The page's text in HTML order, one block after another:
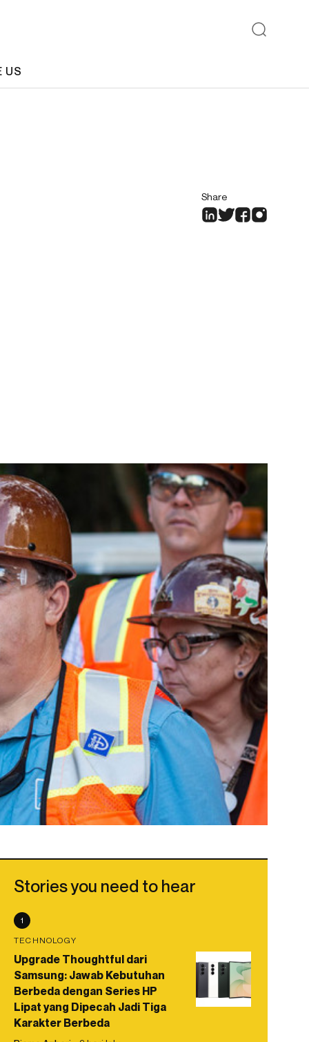
US
Share
Stories you need to hear
1
TECHNOLOGY
Upgrade Thoughtful dari
Samsung: Jawab Kebutuhan
Berbeda dengan Series HP
Lipat yang Dipecah Jadi Tiga
Karakter Berbeda